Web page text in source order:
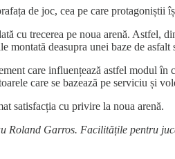
de joc, cea pe care protagoniștii
cu trecerea pe noua arenă. Astfel,
deasupra unei baze de asfalt
care influențează astfel modul
care se bazează pe serviciu și
satisfacția cu privire la noua arenă.
Roland Garros. Facilitățile pentru